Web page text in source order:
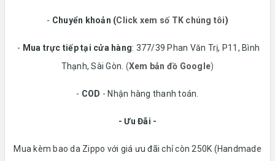
- Chuyển khoản (Click xem số TK chúng tôi)
- Mua trực tiếp tại cửa hàng: 377/39 Phan Văn Trị, P11, Bình
Thạnh, Sài Gòn. (Xem bản đồ Google)
- COD - Nhận hàng thanh toán.
- Ưu Đãi -
Mua kèm bao da Zippo với giá ưu đãi chỉ còn 250K (Handmade